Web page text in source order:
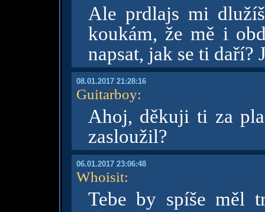
Ale prdlajs mi
koukám, že mě i
napsat, jak se ti
08.01.2017 21:28:16
Guitarboy:
Ahoj, děkuji ti za
zasloužil?
06.01.2017 23:06:48
Whoisit:
Tebe by spíše měl